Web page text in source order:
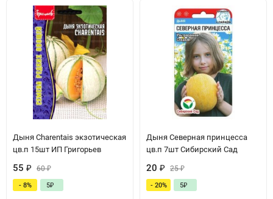
Дыня Charentais экзотическая
цв.п 15шт ИП Григорьев
55 ₽ 60₽
- 8% 5₽
Дыня Северная принцесса
цв.п 7шт Сибирский Сад
20 ₽ 25₽
- 20% 5₽